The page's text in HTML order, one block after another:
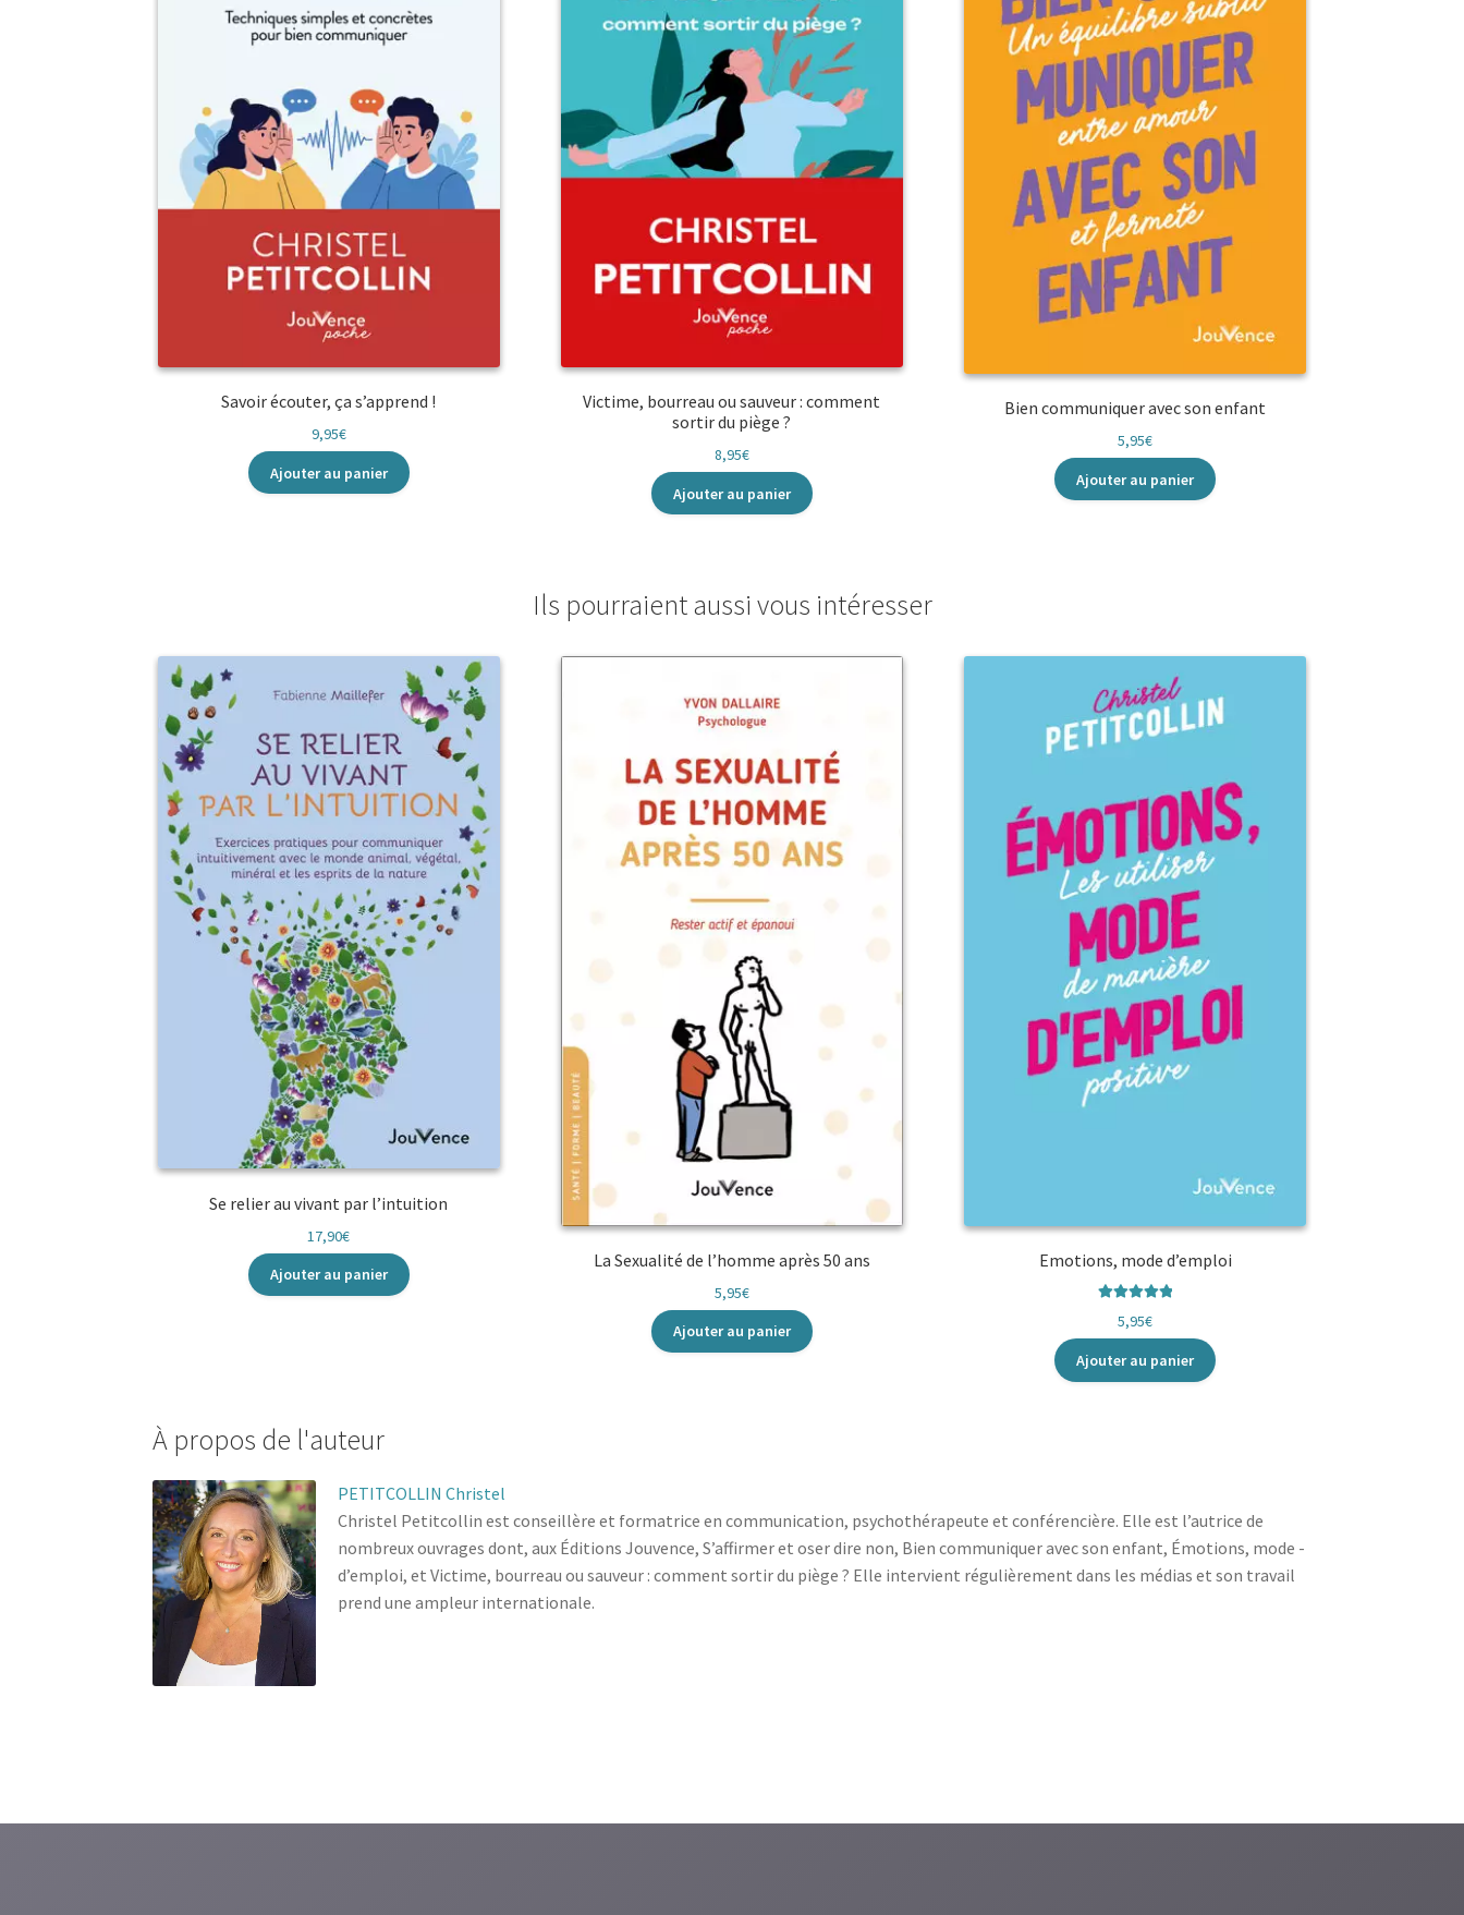
Savoir écouter, ça s’apprend !
9,95€
Ajouter au panier
Victime, bourreau ou sauveur : comment
sortir du piège ?
8,95€
Ajouter au panier
Bien communiquer avec son enfant
5,95€
Ajouter au panier
Ils pourraient aussi vous intéresser
Se relier au vivant par l’intuition
17,90€
Ajouter au panier
La Sexualité de l’homme après 50 ans
5,95€
Ajouter au panier
Emotions, mode d’emploi
5,95€
Ajouter au panier
À propos de l'auteur
PETITCOLLIN Christel
Christel Petitcollin est conseillère et formatrice en commu­nication, psychothérapeute et conférencière. Elle est l’autrice de
nombreux ouvrages dont, aux Éditions Jouvence, S’affirmer et oser dire non, Bien communiquer avec son enfant, Émotions, mode ­
d’emploi, et Victime, bourreau ou ­sauveur : comment sortir du piège ? Elle ­intervient régulièrement dans les médias et son travail
prend une ampleur internationale.